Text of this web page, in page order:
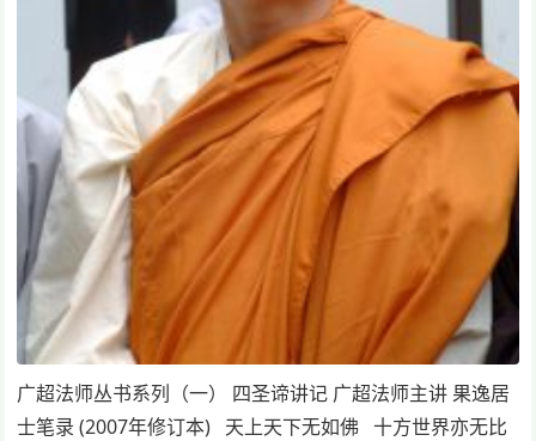
广超法师丛书系列（一） 四圣谛讲记 广超法师主讲 果逸居
士笔录 (2007年修订本) 天上天下无如佛 十方世界亦无比